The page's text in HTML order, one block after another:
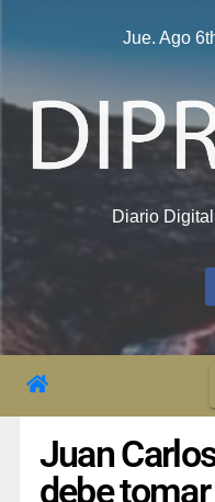
Jue. Ago
Diario
Juan
debe